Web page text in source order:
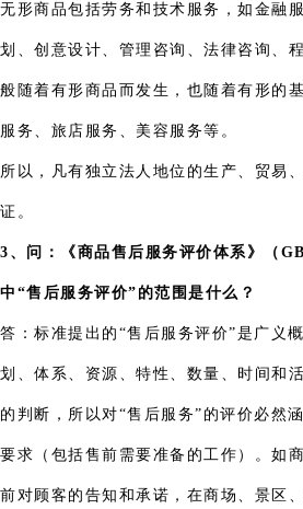
无形商品包括劳务和技术服务，如金融
划、创意设计、管理咨询、法律咨询、
般随着有形商品而发生，也随着有形的
服务、旅店服务、美容服务等。
所以，凡有独立法人地位的生产、贸易
证。
3、问：《商品售后服务评价体系》（
中“售后服务评价”的范围是什么？
答：标准提出的“售后服务评价”是广义
划、体系、资源、特性、数量、时间和
的判断，所以对“售后服务”的评价必然
要求（包括售前需要准备的工作）。如
前对顾客的告知和承诺，在商场、景区